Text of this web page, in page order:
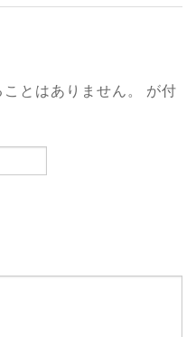
とはありません。
が付